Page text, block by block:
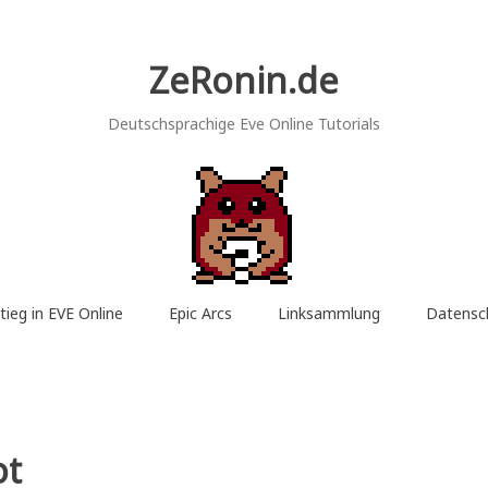
ZeRonin.de
Deutschsprachige Eve Online Tutorials
in EVE Online Epic Arcs Linksammlung